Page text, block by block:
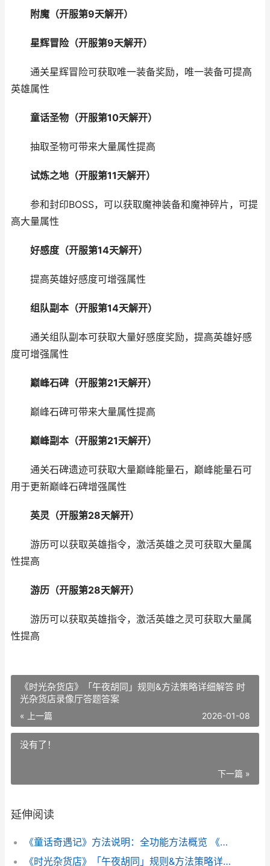
附魔（开服第9天解开）
星辉冒险（开服第9天解开）
通关星辉冒险可获取唯一装备奖励，唯一装备可提高
英雄属性
童话圣物（开服第10天解开）
抽取圣物可带来大量属性提高
试炼之地（开服第11天解开）
参和封印BOSS，可以获取魔神装备和魔神碎片，可提
高大量属性
好感度（开服第14天解开）
提高英雄好感度可增强属性
组队副本（开服第14天解开）
通关组队副本可获取大量好感度奖励，提高英雄好感
度可增强属性
巅峰石碑（开服第21天解开）
巅峰石碑可带来大量属性提高
巅峰副本（开服第21天解开）
通关石碑遗迹可获取大量巅峰能量石，巅峰能量石可
用于更新巅峰石碑增强属性
英灵（开服第28天解开）
游历可以获取英雄指令，激活英雄之灵可获取大量属
性提高
游历（开服第28天解开）
游历可以获取英雄指令，激活英雄之灵可获取大量属
性提高
《时光杂货店》「午夜胡同」规则&方法策略详细解答 时
光杂货店录像厅答题答案
« 上一篇 2026-01-08
没有了！
下一篇 »
延伸阅读
《童话奇遇记》方法说明：全功能方法概览 《童话奇遇记》作者简介
《时光杂货店》「午夜胡同」规则&方法策略详细解答 时光杂货店录像厅答题答案